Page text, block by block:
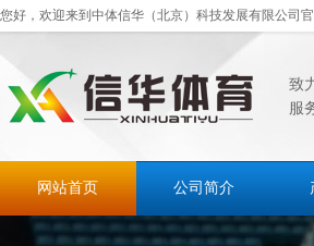
您好，欢迎来到中体信华（北京）科技发展有限公司
致
服
网站首页 公司简介